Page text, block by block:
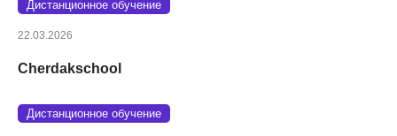
Дистанционное обучение
22.03.2026
Cherdakschool
Дистанционное обучение